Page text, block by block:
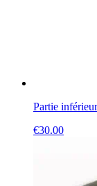
Partie
€30.00